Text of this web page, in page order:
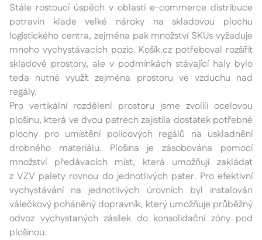
Stále rostoucí úspěch v oblasti e-commerce distribuce
potravin klade velké nároky na skladovou plochu
logistického centra, zejména pak množství SKUs vyžaduje
mnoho vychystávacích pozic. Košík.cz potřeboval rozšířit
skladové prostory, ale v podmínkách stávající haly bylo
teda nutné využít zejména prostoru ve vzduchu nad
regály.
Pro vertikální rozdělení prostoru jsme zvolili ocelovou
plošinu, která ve dvou patrech zajistila dostatek potřebné
plochy pro umístění policových regálů na uskladnění
drobného materiálu. Plošina je zásobována pomocí
množství předávacích míst, která umožňují zakládat
z VZV palety rovnou do jednotlivých pater. Pro efektivní
vychystávání na jednotlivých úrovních byl instalován
válečkový poháněný dopravník, který umožňuje průběžný
odvoz vychystaných zásilek do konsolidační zóny pod
plošinou.